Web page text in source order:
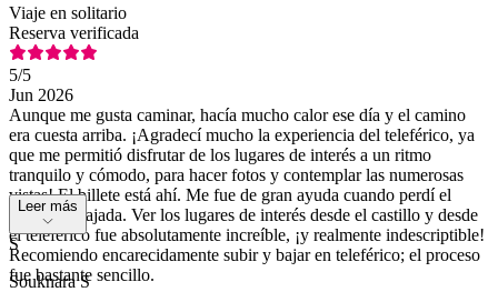
Viaje en solitario
Reserva verificada
5/5
Jun 2026
Aunque me gusta caminar, hacía mucho calor ese día y el camino
era cuesta arriba. ¡Agradecí mucho la experiencia del teleférico, ya
que me permitió disfrutar de los lugares de interés a un ritmo
tranquilo y cómodo, para hacer fotos y contemplar las numerosas
vistas! El billete está ahí. Me fue de gran ayuda cuando perdí el
billete de bajada. Ver los lugares de interés desde el castillo y desde
el teleférico fue absolutamente increíble, ¡y realmente indescriptible!
Recomiendo encarecidamente subir y bajar en teleférico; el proceso
fue bastante sencillo.
Leer más
S
Souknara S